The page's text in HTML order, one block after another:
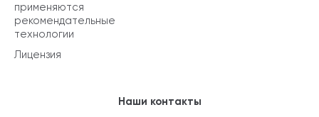
применяются
рекомендательные
технологии
Лицензия
Наши контакты